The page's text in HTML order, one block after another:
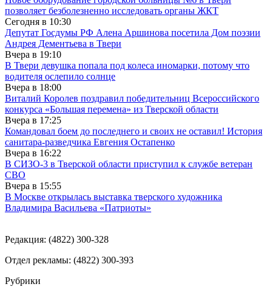
позволяет безболезненно исследовать органы ЖКТ
Сегодня в 10:30
Депутат Госдумы РФ Алена Аршинова посетила Дом поэзии
Андрея Дементьева в Твери
Вчера в 19:10
В Твери девушка попала под колеса иномарки, потому что
водителя ослепило солнце
Вчера в 18:00
Виталий Королев поздравил победительниц Всероссийского
конкурса «Большая перемена» из Тверской области
Вчера в 17:25
Командовал боем до последнего и своих не оставил! История
санитара-разведчика Евгения Остапенко
Вчера в 16:22
В СИЗО-3 в Тверской области приступил к службе ветеран
СВО
Вчера в 15:55
В Москве открылась выставка тверского художника
Владимира Васильева «Патриоты»
Редакция: (4822) 300-328
Отдел рекламы: (4822) 300-393
Рубрики